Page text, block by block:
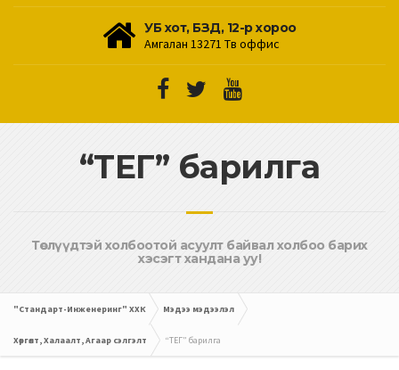
УБ хот, БЗД, 12-р хороо
Амгалан 13271 Төв оффис
“ТЕГ” барилга
Төслүүдтэй холбоотой асуулт байвал холбоо барих
хэсэгт хандана уу!
"Стандарт-Инженеринг" ХХК Мэдээ мэдээлэл
Хөргөлт, Халаалт, Агаар сэлгэлт “ТЕГ” барилга